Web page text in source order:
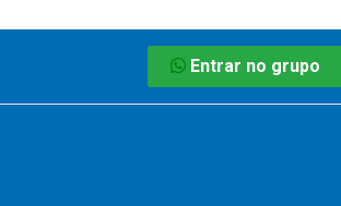
Entrar no grupo